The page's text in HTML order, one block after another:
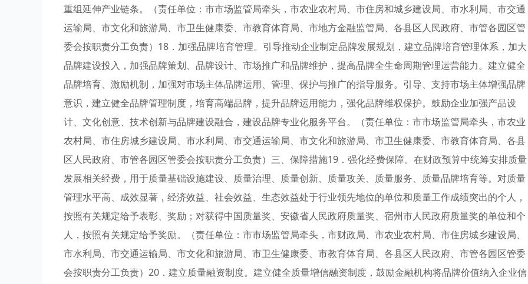
重组延伸产业链条。（责任单位：市市场监管局牵头，市农业农村局、市住房和城乡建设局、市水利局、市交通
运输局、市文化和旅游局、市卫生健康委、市教育体育局、市地方金融监管局、各县区人民政府、市管各园区管
委会按职责分工负责）18．加强品牌培育管理。引导推动企业制定品牌发展规划，建立品牌培育管理体系，加大
品牌建设投入，加强品牌策划、品牌设计、市场推广和品牌维护，提高品牌全生命周期管理运营能力。建立健全
品牌培育、激励机制，加强对市场主体品牌运用、管理、保护与推广的指导服务。引导、支持市场主体增强品牌
意识，建立健全品牌管理制度，培育高端品牌，提升品牌运用能力，强化品牌维权保护。鼓励企业加强产品设
计、文化创意、技术创新与品牌建设融合，建设品牌专业化服务平台。（责任单位：市市场监管局牵头，市农业
农村局、市住房城乡建设局、市水利局、市交通运输局、市文化和旅游局、市卫生健康委、市教育体育局、各县
区人民政府、市管各园区管委会按职责分工负责）三、保障措施19．强化经费保障。在财政预算中统筹安排质量
发展相关经费，用于质量基础设施建设、质量治理、质量创新、质量攻关、质量服务、质量品牌培育等。对质量
管理水平高、成效显著，经济效益、社会效益、生态效益处于行业领先地位的单位和质量工作成绩突出的个人，
按照有关规定给予表彰、奖励；对获得中国质量奖、安徽省人民政府质量奖、宿州市人民政府质量奖的单位和个
人，按照有关规定给予奖励。（责任单位：市市场监管局牵头，市财政局、市农业农村局、市住房城乡建设局、
市水利局、市交通运输局、市文化和旅游局、市卫生健康委、市教育体育局、各县区人民政府、市管各园区管委
会按职责分工负责）20．建立质量融资制度。建立健全质量增信融资制度，鼓励金融机构将品牌价值纳入企业信